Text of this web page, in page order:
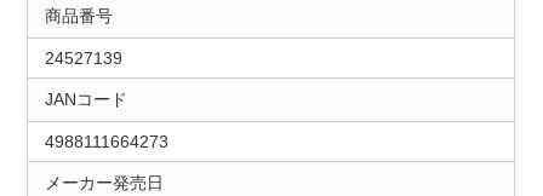
商品番号
24527139
JANコード
4988111664273
メーカー発売日